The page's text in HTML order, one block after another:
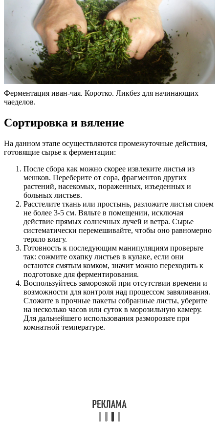
Ферментация иван-чая. Коротко. Ликбез для начинающих
чаеделов.
Сортировка и вяление
На данном этапе осуществляются промежуточные действия,
готовящие сырье к ферментации:
После сбора как можно скорее извлеките листья из
мешков. Переберите от сора, фрагментов других
растений, насекомых, пораженных, изъеденных и
больных листьев.
Расстелите ткань или простынь, разложите листья слоем
не более 3-5 см. Вяльте в помещении, исключая
действие прямых солнечных лучей и ветра. Сырье
систематически перемешивайте, чтобы оно равномерно
теряло влагу.
Готовность к последующим манипуляциям проверьте
так: сожмите охапку листьев в кулаке, если они
остаются смятым комком, значит можно переходить к
подготовке для ферментирования.
Воспользуйтесь заморозкой при отсутствии времени и
возможности для контроля над процессом завяливания.
Сложите в прочные пакеты собранные листы, уберите
на несколько часов или суток в морозильную камеру.
Для дальнейшего использования разморозьте при
комнатной температуре.